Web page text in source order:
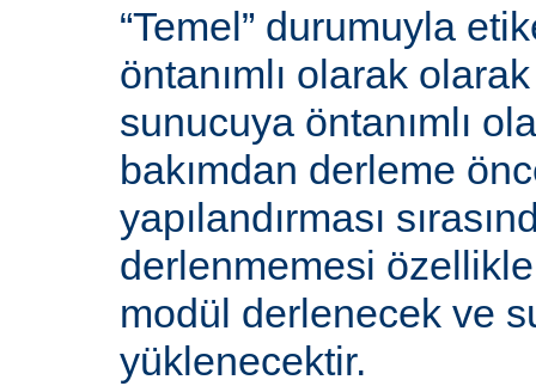
“Temel” durumuyla
öntanımlı olarak
sunucuya öntanımlı
bakımdan derleme
yapılandırması
derlenmemesi
modül derlenecek ve
yüklenecektir.